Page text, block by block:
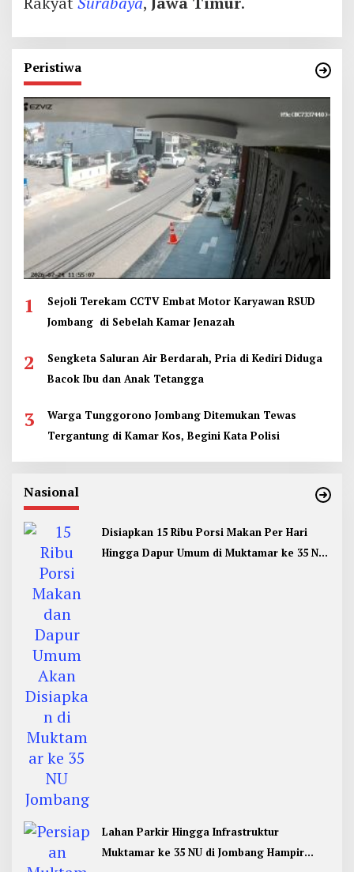
Peristiwa
1
Sejoli Terekam CCTV Embat Motor Karyawan RSUD
Jombang di Sebelah Kamar Jenazah
2
Sengketa Saluran Air Berdarah, Pria di Kediri Diduga
Bacok Ibu dan Anak Tetangga
3
Warga Tunggorono Jombang Ditemukan Tewas
Tergantung di Kamar Kos, Begini Kata Polisi
Nasional
Disiapkan 15 Ribu Porsi Makan Per Hari
Hingga Dapur Umum di Muktamar ke 35 NU
Lahan Parkir Hingga Infrastruktur
Muktamar ke 35 NU di Jombang Hampir